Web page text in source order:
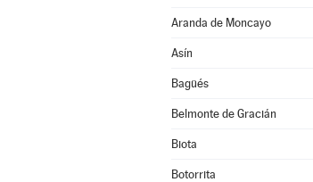
Aranda de Moncayo
Asín
Bagüés
Belmonte de Gracián
Biota
Botorrita